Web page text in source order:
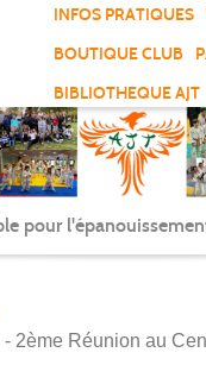
INFOS PRATIQUES
BOUTIQUE CLUB
BIBLIOTHEQUE AJT
pour
- 2ème Réunion au
des cookies